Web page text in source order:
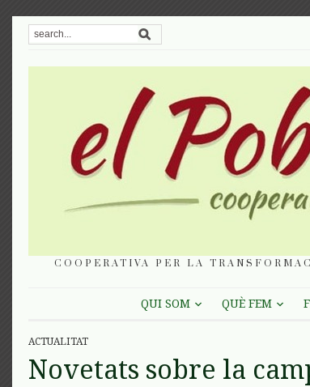
COOPERATIVA PER LA
QUI SOM QUÈ FEM
ACTUALITAT
Novetats sobre la